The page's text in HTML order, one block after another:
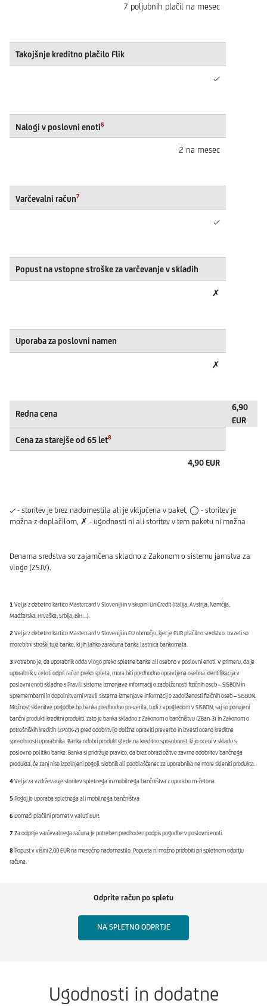
7 poljubnih plačil na mesec
Takojšnje kreditno plačilo Flik
✓
Nalogi v poslovni enoti6
2 na mesec
Varčevalni račun7
✓
Popust na vstopne stroške za varčevanje v skladih
✗
Uporaba za poslovni namen
✗
Redna cena
6,90
EUR
Cena za starejše od 65 let8
4,90 EUR
✓ - storitev je brez nadomestila ali je vključena v paket, ◯ - storitev je
možna z doplačilom, ✗ - ugodnosti ni ali storitev v tem paketu ni možna
Denarna sredstva so zajamčena skladno z Zakonom o sistemu jamstva za
vloge (ZSJV).
1 Velja z debetno kartico Mastercard v Sloveniji in v skupini UniCredit (Italija, Avstrija, Nemčija,
Madžarska, Hrvaška, Srbija, BiH ...).
2 Velja z debetno kartico Mastercard v Sloveniji in EU območju, kjer je EUR plačilno sredstvo. Izvzeti so
morebitni stroški tuje banke, ki jih lahko zaračuna banka lastnica bankomata.
3 Potrebno je, da uporabnik odda vlogo preko spletne banke ali osebno v poslovni enoti. V primeru, da je
uporabnik v celoti odprl račun preko spleta, mora biti predhodno opravljena osebna identifikacija v
poslovni enoti skladno s Pravili sistema izmenjave informacij o zadolženosti fizičnih oseb – SISBON in
Spremembami in dopolnitvami Pravil sistema izmenjave informacij o zadolženosti fizičnih oseb – SISBON.
Možnost sklenitve pogodbe bo banka predhodno preverila, tudi z vpogledom v SISBON, saj so ponujeni
bančni produkti kreditni produkti, zato je banka skladno z Zakonom o bančništvu (ZBan-3) in Zakonom o
potrošniških kreditih (ZPotK-2) pred odobritvijo dolžna opraviti preverbo in izvesti oceno kreditne
sposobnosti uporabnika. Banka odobri produkt glede na kreditno sposobnost, ki jo oceni v skladu s
poslovno politiko banke. Banka si pridržuje pravico, da brez obrazložitve zavrne odobritev bančnega
produkta, če zanj niso izpolnjeni pogoji. Skrbnik ali pooblaščenec za uporabnika ne more skleniti produkta.
4Velja za vzdrževanje storitev spletnega in mobilnega bančništva z uporabo m-žetona.
5Pogoj je uporaba spletnega ali mobilnega bančništva
6Domači plačilni promet v valuti EUR.
7Za odprtje varčevalnega računa je potreben predhoden podpis pogodbe v poslovni enoti.
8Popust v višini 2,00 EUR na mesečno nadomestilo. Popusta ni možno pridobiti pri spletnem odprtju
računa.
Odprite račun po spletu
NA SPLETNO ODPRTJE
Ugodnosti in dodatne